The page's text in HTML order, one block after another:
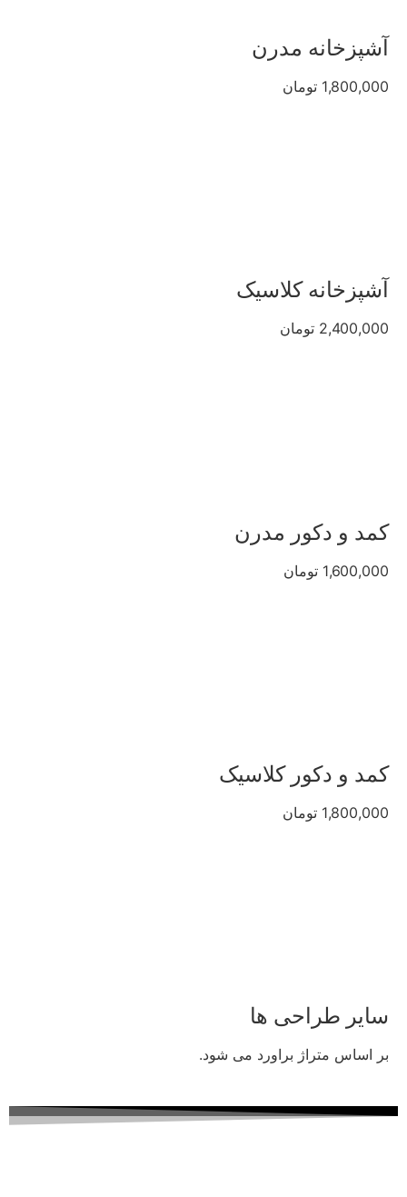
آشپزخانه مدرن
1,800,000 تومان
آشپزخانه کلاسیک
2,400,000 تومان
کمد و دکور مدرن
1,600,000 تومان
کمد و دکور کلاسیک
1,800,000 تومان
سایر طراحی ها
بر اساس متراژ براورد می شود.